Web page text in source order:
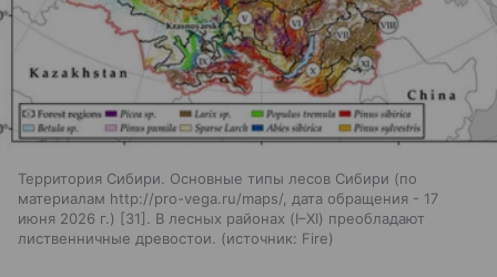
Территория Сибири. Основные типы лесов Сибири (по
материалам http://pro-vega.ru/maps/, дата обращения - 17
июня 2026 г.) [31]. В лесных районах (I–XI) преобладают
лиственничные древостои.
источник: Fire